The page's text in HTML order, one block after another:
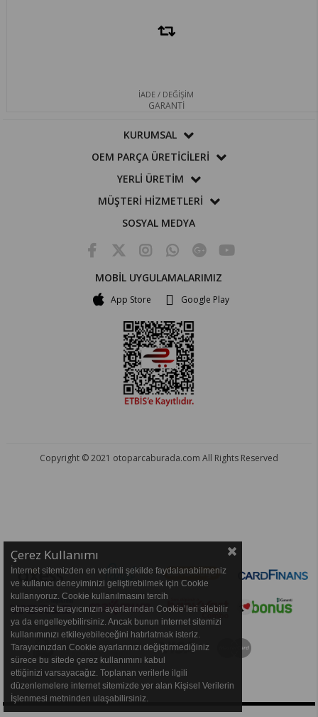
İADE / DEĞİŞİM
GARANTİ
KURUMSAL
OEM PARÇA ÜRETİCİLERİ
YERLİ ÜRETİM
MÜŞTERİ HİZMETLERİ
SOSYAL MEDYA
MOBİL UYGULAMALARIMIZ
App Store Google Play
Copyright © 2021 otoparcaburada.com All Rights Reserved
Çerez Kullanımı
İnternet sitemizden en verimli şekilde faydalanabilmeniz
ve kullanıcı deneyiminizi geliştirebilmek için Cookie
kullanıyoruz. Cookie kullanılmasını tercih
etmezseniz tarayıcınızın ayarlarından Cookie’leri silebilir
ya da engelleyebilirsiniz. Ancak bunun internet sitemizi
kullanımınızı etkileyebileceğini hatırlatmak isteriz.
Tarayıcınızdan Cookie ayarlarınızı değiştirmediğiniz
sürece bu sitede çerez kullanımını kabul
ettiğinizi varsayacağız. Toplanan verilerle ilgili
düzenlemelere internet sitemizde yer alan Kişisel Verilerin
İşlenmesi metninden ulaşabilirsiniz.